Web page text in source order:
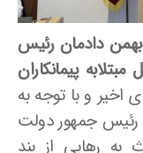
دادمان رئیس
پیمانکاران
اخیر و با توجه به
رئیس جمهور دولت
به رهایی از بند